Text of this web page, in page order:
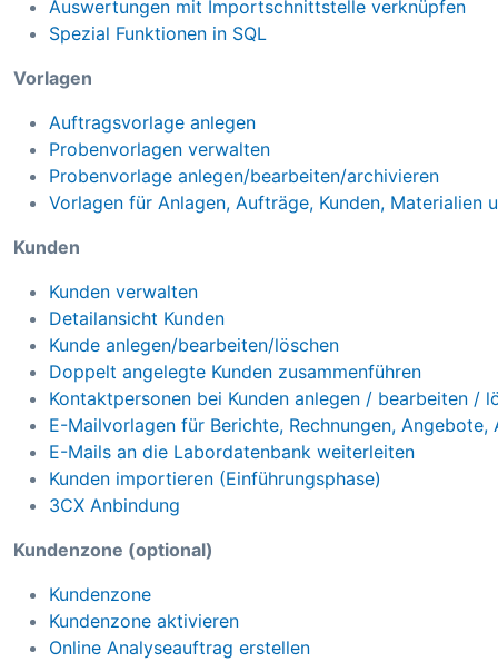
Auswertungen mit Importschnittstelle verknüpfen
Spezial Funktionen in SQL
Vorlagen
Auftragsvorlage anlegen
Probenvorlagen verwalten
Probenvorlage anlegen/bearbeiten/archivieren
Vorlagen für Anlagen, Aufträge, Kunden, Materialien
Kunden
Kunden verwalten
Detailansicht Kunden
Kunde anlegen/bearbeiten/löschen
Doppelt angelegte Kunden zusammenführen
Kontaktpersonen bei Kunden anlegen / bearbeiten /
E-Mailvorlagen für Berichte, Rechnungen,
E-Mails an die Labordatenbank weiterleiten
Kunden importieren (Einführungsphase)
3CX Anbindung
Kundenzone (optional)
Kundenzone
Kundenzone aktivieren
Online Analyseauftrag erstellen